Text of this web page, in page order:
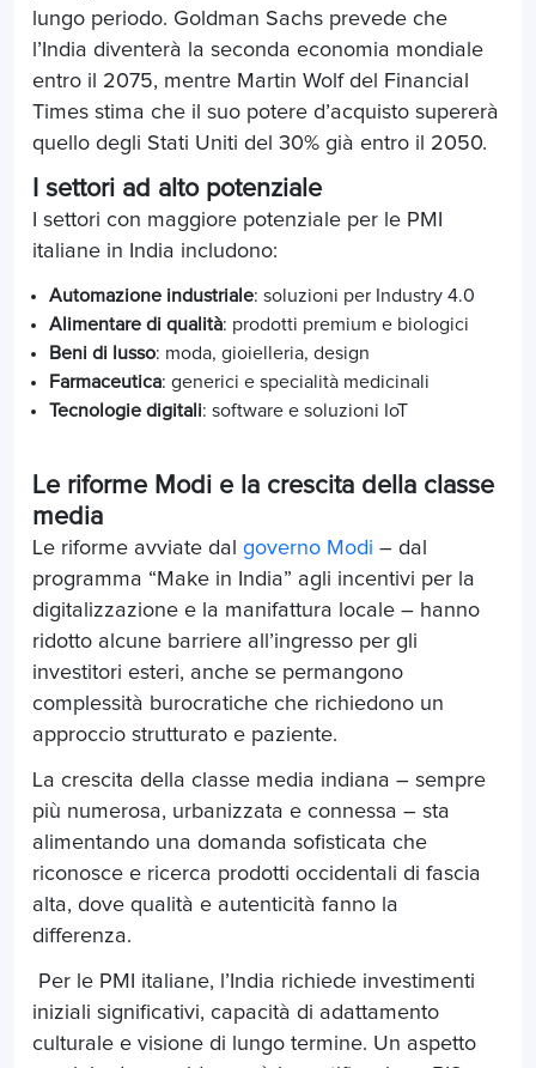
lungo periodo. Goldman Sachs prevede che
l’India diventerà la seconda economia mondiale
entro il 2075, mentre Martin Wolf del Financial
Times stima che il suo potere d’acquisto supererà
quello degli Stati Uniti del 30% già entro il 2050.
I settori ad alto potenziale
I settori con maggiore potenziale per le PMI
italiane in India includono:
Automazione industriale: soluzioni per Industry 4.0
Alimentare di qualità: prodotti premium e biologici
Beni di lusso: moda, gioielleria, design
Farmaceutica: generici e specialità medicinali
Tecnologie digitali: software e soluzioni IoT
Le riforme Modi e la crescita della classe
media
Le riforme avviate dal governo Modi – dal
programma “Make in India” agli incentivi per la
digitalizzazione e la manifattura locale – hanno
ridotto alcune barriere all’ingresso per gli
investitori esteri, anche se permangono
complessità burocratiche che richiedono un
approccio strutturato e paziente.
La crescita della classe media indiana – sempre
più numerosa, urbanizzata e connessa – sta
alimentando una domanda sofisticata che
riconosce e ricerca prodotti occidentali di fascia
alta, dove qualità e autenticità fanno la
differenza.
Per le PMI italiane, l’India richiede investimenti
iniziali significativi, capacità di adattamento
culturale e visione di lungo termine. Un aspetto